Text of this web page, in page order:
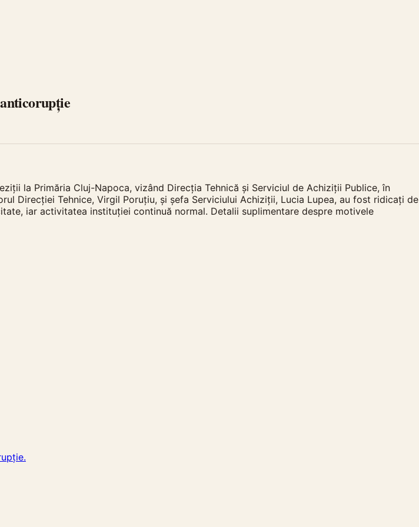
la Primăria Cluj-Napoca, vizând Direcția Tehnică și Serviciul de Achiziții Publice, în
Direcției Tehnice, Virgil Poruțiu, și șefa Serviciului Achiziții, Lucia Lupea, au fost ridicați de
iar activitatea instituției continuă normal. Detalii suplimentare despre motivele